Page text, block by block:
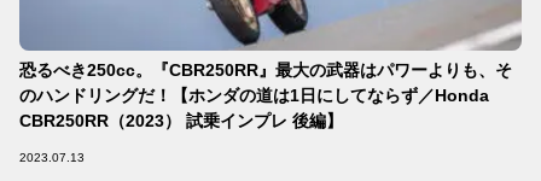
恐るべき250cc。『CBR250RR』最大の武器はパワーよりも、そ
のハンドリングだ！【ホンダの道は1日にしてならず／Honda
CBR250RR（2023） 試乗インプレ 後編】
2023.07.13